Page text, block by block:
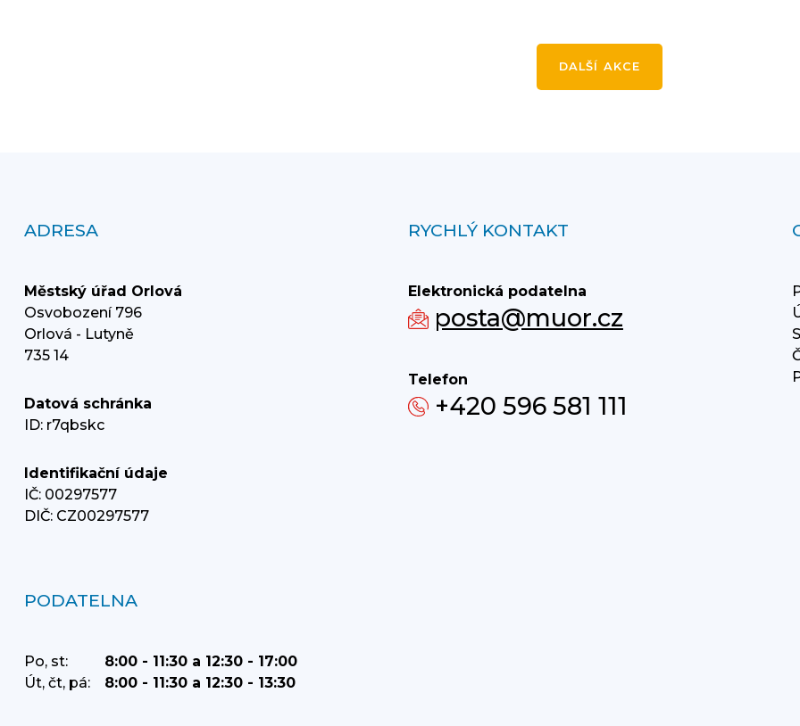
DALŠÍ AKCE
ADRESA
Městský úřad Orlová
Osvobození 796
Orlová - Lutyně
735 14
Datová schránka
ID: r7qbskc
Identifikační údaje
IČ: 00297577
DIČ: CZ00297577
RYCHLÝ KONTAKT
Elektronická podatelna
posta@muor.cz
Telefon
+420 596 581 111
PODATELNA
Po, st:
8:00 - 11:30 a 12:30 - 17:00
Út, čt, pá:
8:00 - 11:30 a 12:30 - 13:30